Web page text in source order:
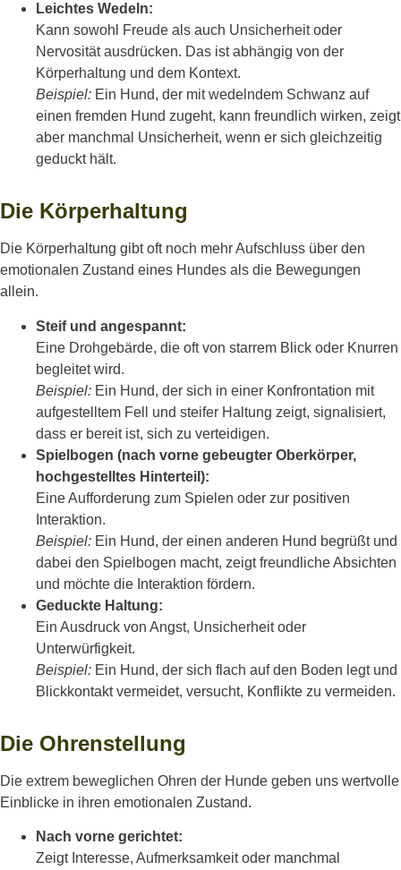
Leichtes Wedeln:
Kann sowohl Freude als auch Unsicherheit oder
Nervosität ausdrücken. Das ist abhängig von der
Körperhaltung und dem Kontext.
Beispiel: Ein Hund, der mit wedelndem Schwanz auf
einen fremden Hund zugeht, kann freundlich wirken, zeigt
aber manchmal Unsicherheit, wenn er sich gleichzeitig
geduckt hält.
Die Körperhaltung
Die Körperhaltung gibt oft noch mehr Aufschluss über den
emotionalen Zustand eines Hundes als die Bewegungen
allein.
Steif und angespannt:
Eine Drohgebärde, die oft von starrem Blick oder Knurren
begleitet wird.
Beispiel: Ein Hund, der sich in einer Konfrontation mit
aufgestelltem Fell und steifer Haltung zeigt, signalisiert,
dass er bereit ist, sich zu verteidigen.
Spielbogen (nach vorne gebeugter Oberkörper,
hochgestelltes Hinterteil):
Eine Aufforderung zum Spielen oder zur positiven
Interaktion.
Beispiel: Ein Hund, der einen anderen Hund begrüßt und
dabei den Spielbogen macht, zeigt freundliche Absichten
und möchte die Interaktion fördern.
Geduckte Haltung:
Ein Ausdruck von Angst, Unsicherheit oder
Unterwürfigkeit.
Beispiel: Ein Hund, der sich flach auf den Boden legt und
Blickkontakt vermeidet, versucht, Konflikte zu vermeiden.
Die Ohrenstellung
Die extrem beweglichen Ohren der Hunde geben uns wertvolle
Einblicke in ihren emotionalen Zustand.
Nach vorne gerichtet:
Zeigt Interesse, Aufmerksamkeit oder manchmal